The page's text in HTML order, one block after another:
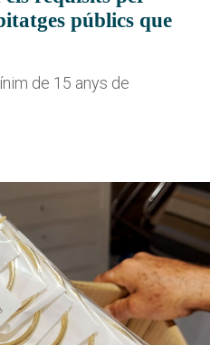
públics que
de 15 anys de